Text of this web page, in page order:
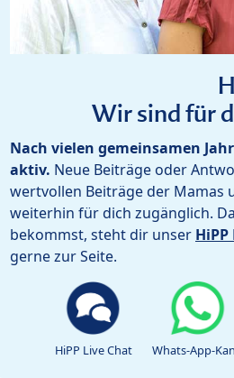
Wir sind für
Nach vielen gemeinsamen
aktiv. Neue Beiträge oder
wertvollen Beiträge der Mamas
weiterhin für dich zugänglich.
bekommst, steht dir unser
gerne zur Seite.
HiPP Live Chat Whats-App-